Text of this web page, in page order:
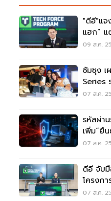
"ดีอี"แจ
แฮก”
Web ม
09 ส.ค.
ซัมซุง
Series
เกาหลีใ
07 ส.ค.
รหัสผ่า
เพิ่ม“ยื
เดิม ไม่
07 ส.ค.
ดีอี จับ
โครงก
07 ส.ค.